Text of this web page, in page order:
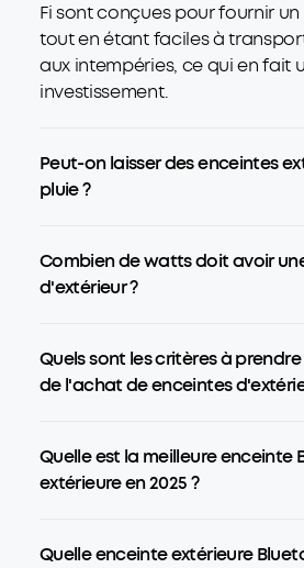
Fi sont conçues pour fournir
tout en étant faciles à
aux intempéries, ce qui en fait
investissement.
Peut-on laisser des enceintes
pluie ?
Combien de watts doit avoir
d'extérieur ?
Quels sont les critères à
de l'achat de enceintes
Quelle est la meilleure enceinte
extérieure en 2025 ?
Quelle enceinte extérieure